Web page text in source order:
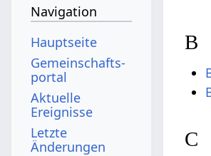
B
C
Navigation
Hauptseite
Gemeinschafts­
portal
Aktuelle
Ereignisse
Letzte
Änderungen